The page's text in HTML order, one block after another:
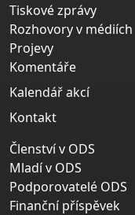
Tiskové zprávy
Rozhovory v médiích
Projevy
Komentáře
Kalendář akcí
Kontakt
Členství v ODS
Mladí v ODS
Podporovatelé ODS
Finanční příspěvek